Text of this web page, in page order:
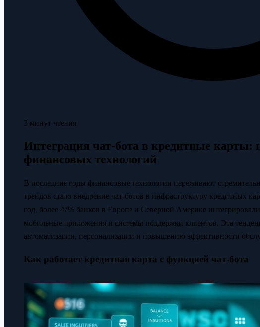
3 минут чтения
Интеграция чат-бота в кредитные карты:
финансовых технологий
В последние годы финансовые технологии переживают
трендов стало внедрение чат-ботов в инфраструктуру кредитных
год, более 47% банков в Европе и Северной Америке
мобильные приложения и системы поддержки клиентов. Эта
автоматизации, персонализации и повышению эффективности
Как работает кредитная карта с функцией чат-бота